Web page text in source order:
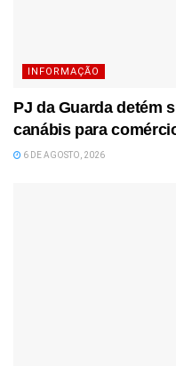
INFORMAÇÃO
PJ da Guarda detém
canábis para
6 DE AGOSTO, 2026